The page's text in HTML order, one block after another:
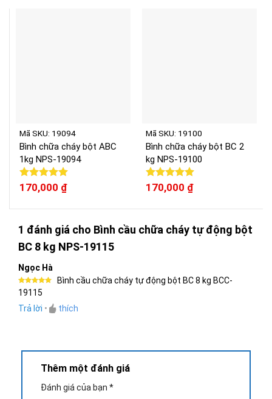
Mã SKU: 19094
Bình chữa cháy bột ABC
1kg NPS-19094
Được xếp
hạng
170,000 ₫
Mã SKU: 19100
Bình chữa cháy bột BC 2
kg NPS-19100
Được xếp
hạng
170,000 ₫
1 đánh giá cho Bình cầu chữa cháy tự động bột
BC 8 kg NPS-19115
Ngọc Hà
Được xếp
hạng 55
sao
Bình cầu chữa cháy tự động bột BC 8 kg BCC-
19115
Trả lời • thích
Thêm một đánh giá
Đánh giá của bạn *